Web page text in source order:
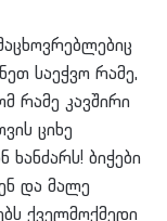
საეჭვო რამე,
რამე კავშირი
ციხე
ხანძარს! ბიჭები
და მალე
ქველმოქმედი